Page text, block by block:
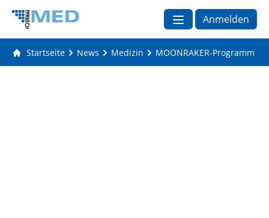
Anmelden
Startseite News Medizin MOONRAKER-Programm